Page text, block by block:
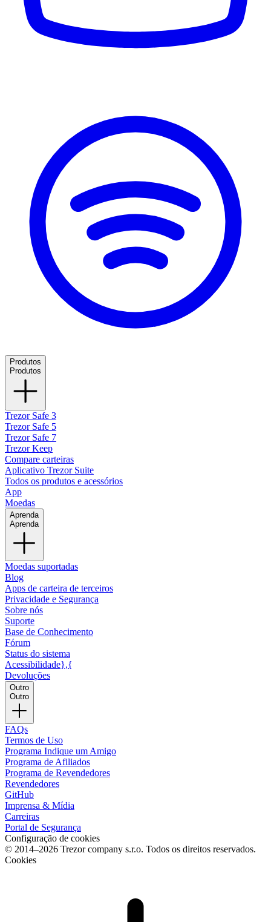
Produtos
Produtos
Trezor Safe 3
Trezor Safe 5
Trezor Safe 7
Trezor Keep
Compare carteiras
Aplicativo Trezor Suite
Todos os produtos e acessórios
App
Moedas
Aprenda
Aprenda
Moedas suportadas
Blog
Apps de carteira de terceiros
Privacidade e Segurança
Sobre nós
Suporte
Base de Conhecimento
Fórum
Status do sistema
Acessibilidade},{
Devoluções
Outro
Outro
FAQs
Termos de Uso
Programa Indique um Amigo
Programa de Afiliados
Programa de Revendedores
Revendedores
GitHub
Imprensa & Mídia
Carreiras
Portal de Segurança
Configuração de cookies
© 2014–2026 Trezor company s.r.o. Todos os direitos reservados.
Cookies